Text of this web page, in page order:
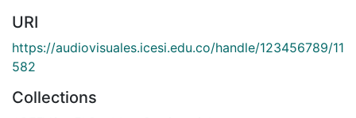
URI
https://audiovisuales.icesi.edu.co/handle/123456789/11
582
Collections